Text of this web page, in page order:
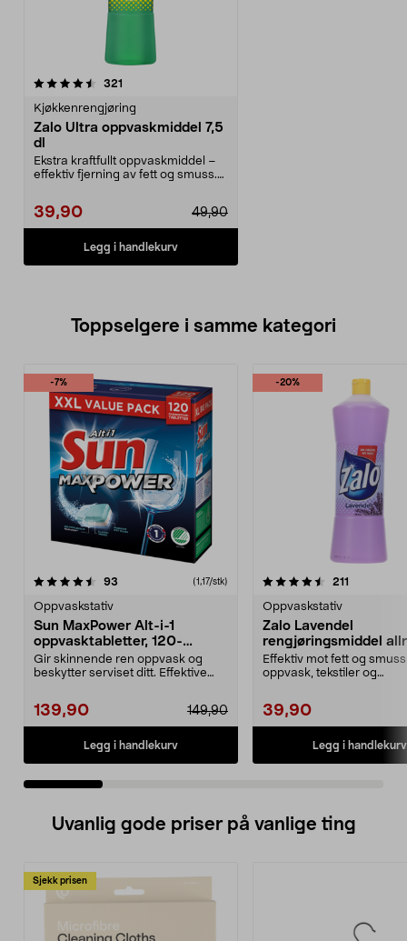
321
Kjøkkenrengjøring
Zalo Ultra oppvaskmiddel 7,5
dl
Ekstra kraftfullt oppvaskmiddel –
effektiv fjerning av fett og smuss.
49,90
39,90
Legg i handlekurv
Toppselgere i samme kategori
-7%
93 (1,17/stk)
Oppvaskstativ
Sun MaxPower Alt-i-1
oppvasktabletter, 120-
pakning
Gir skinnende ren oppvask og
beskytter serviset ditt. Effektive
139,90 149,90
Legg i handlekurv
-20%
4.5 av 5 stjerner 211
Oppvaskstativ
Zalo Lavendel
rengjøringsmiddel
dl
Effektiv mot fett og
oppvask, tekstiler og
39,90
Legg i handlekurv
4.5 av 5 stjerner
Uvanlig gode priser på vanlige ting
Sjekk prisen